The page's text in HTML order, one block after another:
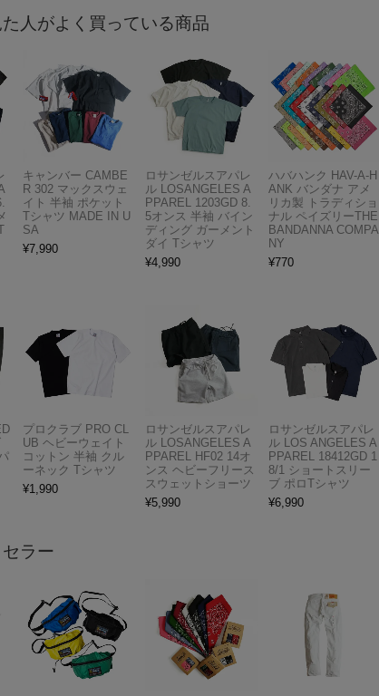
人がよく買っている商品
キャンバー CAMBE
R 302 マックスウェ
イト 半袖 ポケット
Tシャツ MADE IN U
SA
¥7,990
ロサンゼルスアパレ
ル LOSANGELES A
PPAREL 1203GD 8.
5オンス 半袖 バイン
ディング ガーメント
ダイ Tシャツ
¥4,990
ハバハンク HAV-A-H
ANK バンダナ アメ
リカ製 トラディショ
ナル ペイズリーTHE
BANDANNA COMPA
NY
¥770
プロクラブ PRO CL
UB ヘビーウェイト
コットン 半袖 クル
ーネック Tシャツ
¥1,990
ロサンゼルスアパレ
ル LOSANGELES A
PPAREL HF02 14オ
ンス ヘビーフリース
スウェットショーツ
¥5,990
ロサンゼルスアパレ
ル LOS ANGELES A
PPAREL 18412GD 1
8/1 ショートスリー
ブ ポロTシャツ
¥6,990
ラー